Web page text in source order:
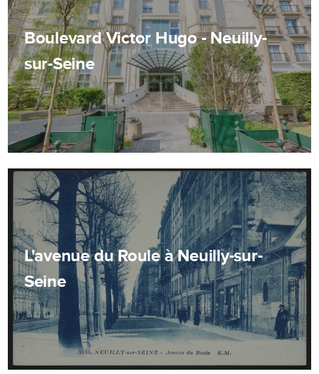
Boulevard Victor Hugo - Neuilly-
sur-Seine
L'avenue du Roule à Neuilly-sur-
Seine